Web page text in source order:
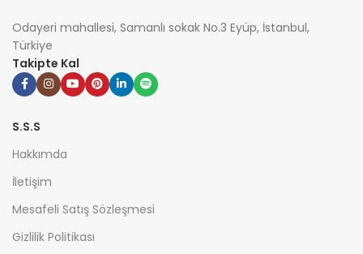
Odayeri mahallesi, Samanlı sokak No.3 Eyüp, İstanbul,
Türkiye
Takipte Kal
S.S.S
Hakkımda
İletişim
Mesafeli Satış Sözleşmesi
Gizlilik Politikası